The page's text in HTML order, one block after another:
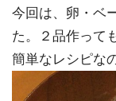
今回は、卵・ベ
た。２品作って
簡単なレシピな